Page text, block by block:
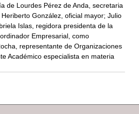
de Lourdes Pérez de Anda, secretaria
González, oficial mayor; Julio
Islas, regidora presidenta de la
Empresarial, como
representante de Organizaciones
Académico especialista en materia